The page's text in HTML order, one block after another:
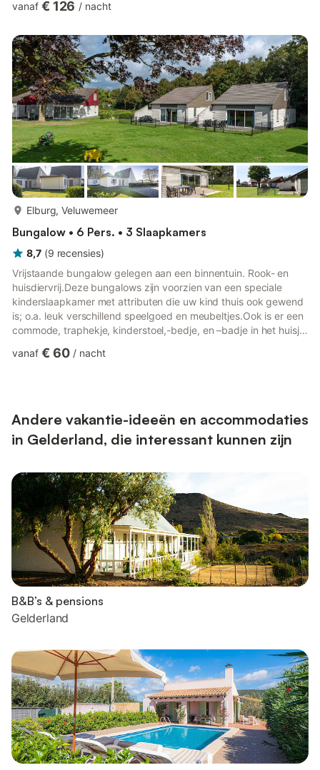
slaapgelegenheid Met maar liefst zes slaapkamers biedt deze
van de slaapkamers zijn uitgerust met stapelbedden, wat het
ideaal maakt voor kinderen om samen te slapen en pl...
vanaf € 126 / nacht
Elburg, Veluwemeer
Bungalow • 6 Pers. • 3 Slaapkamers
8,7 (9 recensies)
Vrijstaande bungalow gelegen aan een binnentuin. Rook- en
huisdiervrij.Deze bungalows zijn voorzien van een speciale
kinderslaapkamer met attributen die uw kind thuis ook gewend
is; o.a. leuk verschillend speelgoed en meubeltjes.Ook is er een
commode, traphekje, kinderstoel,-bedje, en –badje in het huisje
en niets te hoeven meenemen! In de woonkamer is een
vanaf € 60 / nacht
Andere vakantie-ideeën en accommodaties
in Gelderland, die interessant kunnen zijn
B&B’s & pensions
Gelderland